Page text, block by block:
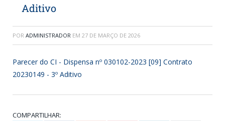
Aditivo
POR ADMINISTRADOR EM 27 DE MARÇO DE 2026
Parecer do CI - Dispensa nº 030102-2023 [09] Contrato
20230149 - 3º Aditivo
COMPARTILHAR: